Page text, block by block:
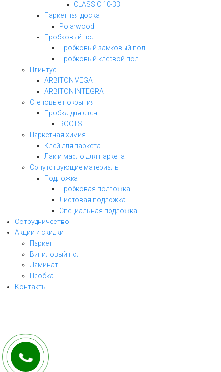
CLASSIC 10-33
Паркетная доска
Polarwood
Пробковый пол
Пробковый замковый пол
Пробковый клеевой пол
Плинтус
ARBITON VEGA
ARBITON INTEGRA
Стеновые покрытия
Пробка для стен
ROOTS
Паркетная химия
Клей для паркета
Лак и масло для паркета
Сопутствующие материалы
Подложка
Пробковая подложка
Листовая подложка
Специальная подложка
Сотрудничество
Акции и скидки
Паркет
Виниловый пол
Ламинат
Пробка
Контакты
заполните форму и мы свяжемся с Вами